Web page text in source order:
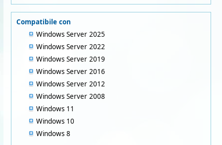
Compatibile con
Windows Server 2025
Windows Server 2022
Windows Server 2019
Windows Server 2016
Windows Server 2012
Windows Server 2008
Windows 11
Windows 10
Windows 8